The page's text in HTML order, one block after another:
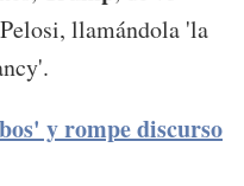
llamándola 'la
y rompe discurso